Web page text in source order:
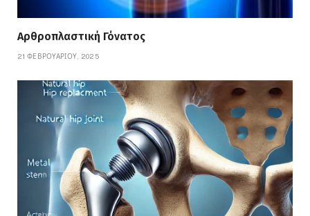
Αρθροπλαστική Γόνατος
21 ΦΕΒΡΟΥΑΡΊΟΥ, 2025